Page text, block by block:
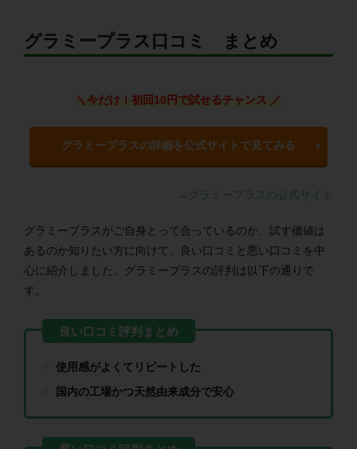
グラミープラス口コミ まとめ
＼今だけ！初回10円で試せるチャンス ／
グラミープラスの詳細を公式サイトで見てみる
→グラミープラスの公式サイト
グラミープラスがご自身とって合っているのか、試す価値は
あるのか知りたい方に向けて、良い口コミと悪い口コミを中
心に紹介しました。グラミープラスの評判は以下の通りで
す。
使用感がよくてリピートした
国内の工場かつ天然由来成分で安心